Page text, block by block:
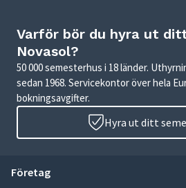
Varför bör du hyra ut
Novasol?
50 000 semesterhus i 18 länder.
sedan 1968. Servicekontor över hela
bokningsavgifter.
Hyra ut ditt
Företag